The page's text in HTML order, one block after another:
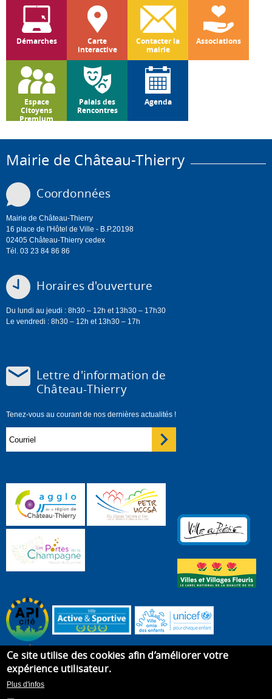
Démarches
Carte
interactive
Contacter la
mairie
Associations
Espace
Citoyens
Premium
Palais des
Rencontres
Agenda
Mairie de Château-Thierry
Coordonnées
Mairie de Château-Thierry
16 place de l'Hôtel de Ville - B.P.20198
02405 Château-Thierry cedex
Tél. 03 23 84 86 86
Horaires d'ouverture
Du lundi au jeudi : 8h30 – 12h et 13h30 – 17h30
Le vendredi : 8h30 – 12h et 13h30 – 17h
Lettre d'information de
Château-Thierry
Tenez-vous au courant de nos dernières actualités !
Ce site utilise des cookies afin d’améliorer votre
expérience utilisateur.
Plus d'infos